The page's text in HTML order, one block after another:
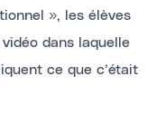
», les élèves
dans laquelle
ce que c’était